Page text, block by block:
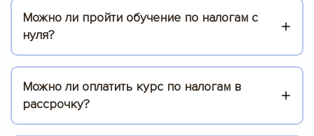
бучение может проводится группами в очной форме в
аудиториях центра и через специальную учебную
платформу, доступ к которой предоставляется
В личном кабинете доступны видео-лекции, практика,
возможность общения с преподавателями,
промежуточная проверка полученных знаний.
Преимущество дистанционного обучения в отсутствии
Можно ли пройти обучение по налогам с
нуля?
Конечно, курс по налогам подходит как для начинающих, так
и для повышения квалификации.
программа курса разработана таким образом, чтобы
сделать процесс обучения максимально простым и
Можно ли оплатить курс по налогам в
рассрочку?